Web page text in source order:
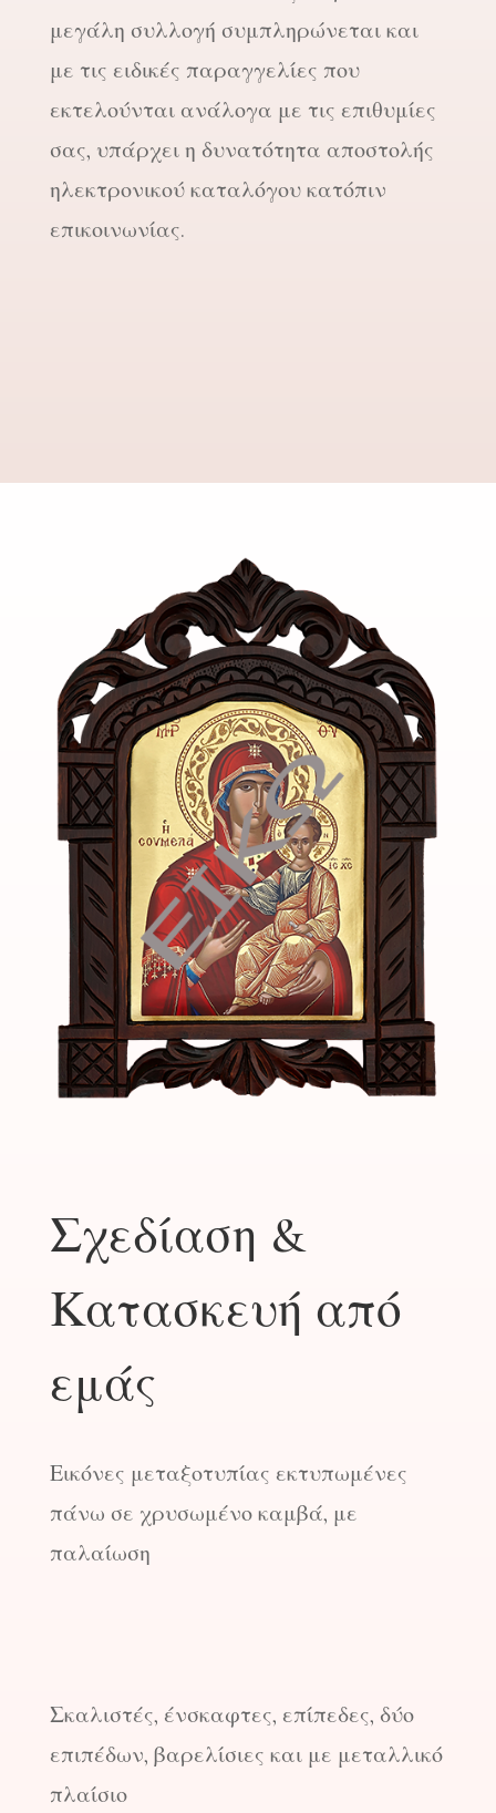
μεγάλη συλλογή συμπληρώνεται και
με τις ειδικές παραγγελίες που
εκτελούνται ανάλογα με τις επιθυμίες
σας, υπάρχει η δυνατότητα αποστολής
ηλεκτρονικού καταλόγου κατόπιν
επικοινωνίας.
Σχεδίαση &
Κατασκευή από
εμάς
Εικόνες μεταξοτυπίας εκτυπωμένες
πάνω σε χρυσωμένο καμβά, με
παλαίωση
Σκαλιστές, ένσκαφτες, επίπεδες, δύο
επιπέδων, βαρελίσιες και με μεταλλικό
πλαίσιο